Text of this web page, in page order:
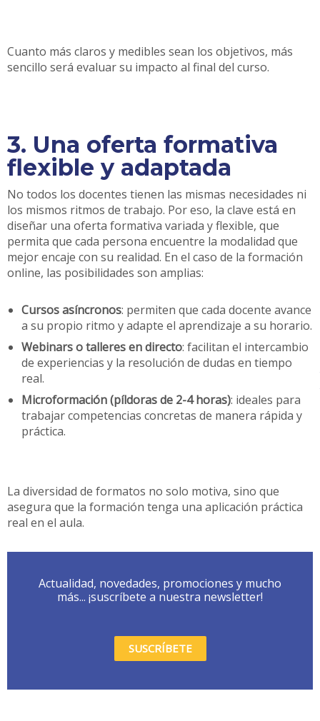
Cuanto más claros y medibles sean los objetivos, más
sencillo será evaluar su impacto al final del curso.
3. Una oferta formativa
flexible y adaptada
No todos los docentes tienen las mismas necesidades ni
los mismos ritmos de trabajo. Por eso, la clave está en
diseñar una oferta formativa variada y flexible, que
permita que cada persona encuentre la modalidad que
mejor encaje con su realidad. En el caso de la formación
online, las posibilidades son amplias:
Cursos asíncronos: permiten que cada docente avance
a su propio ritmo y adapte el aprendizaje a su horario.
Webinars o talleres en directo: facilitan el intercambio
de experiencias y la resolución de dudas en tiempo
real.
Microformación (píldoras de 2-4 horas): ideales para
trabajar competencias concretas de manera rápida y
práctica.
La diversidad de formatos no solo motiva, sino que
asegura que la formación tenga una aplicación práctica
real en el aula.
Actualidad, novedades, promociones y mucho
más... ¡suscríbete a nuestra newsletter!
SUSCRÍBETE